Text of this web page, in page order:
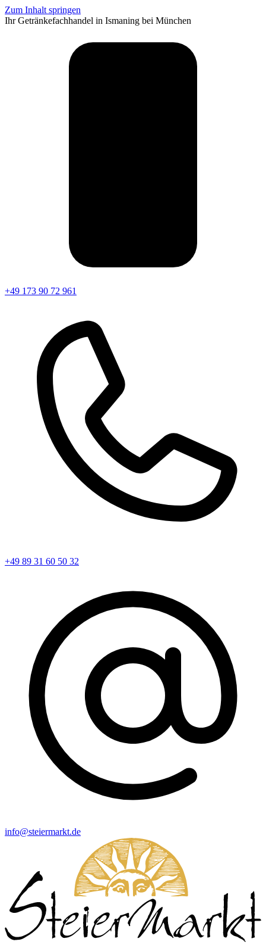
Zum Inhalt springen
Ihr Getränkefachhandel in Ismaning bei München
+49 173 90 72 961
+49 89 31 60 50 32
info@steiermarkt.de